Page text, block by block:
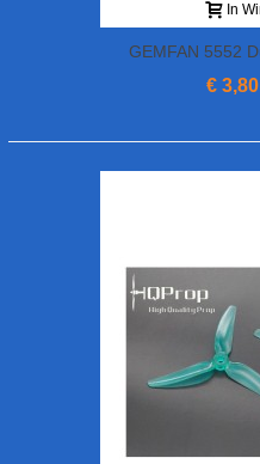
In
GEMFAN 5552
€ 3,80